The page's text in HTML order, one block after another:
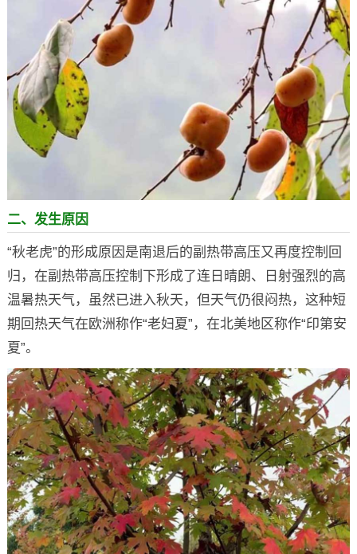
二、发生原因
“秋老虎”的形成原因是南退后的副热带高压又再度控制回
归，在副热带高压控制下形成了连日晴朗、日射强烈的高
温暑热天气，虽然已进入秋天，但天气仍很闷热，这种短
期回热天气在欧洲称作“老妇夏”，在北美地区称作“印第安
夏”。